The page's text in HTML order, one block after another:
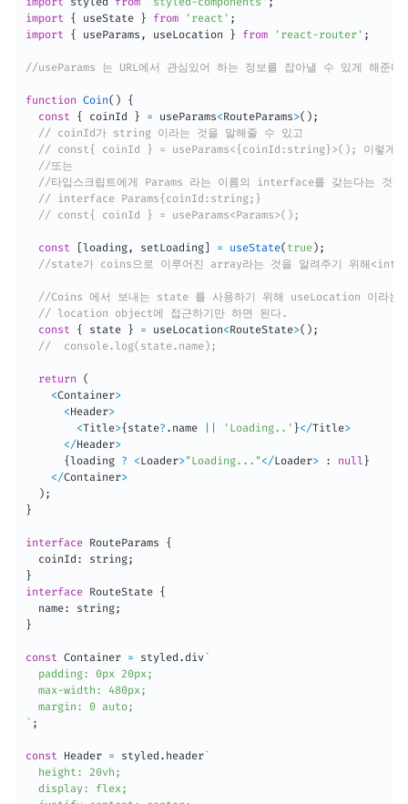
import
{ useState } from 'react' ;
import
{ useParams , useLocation } from 'react-router' ;
//useParams 는 URL에서 관심있어 하는 정보를 잡아낼 수 있게 해준다.
function Coin( )
{
const
{ coinId } = useParams<RouteParams>( ) ;
// coinId가 string 이라는 것을 말해줄 수 있고
// const{ coinId } = useParams<{coinId:string}>(); 이렇게
//또는
//타입스크립트에게 Params 라는 이름의 interface를 갖는다는 것
// interface Params{coinId:string;}
// const{ coinId } = useParams<Params>();
const loading, setLoading = useState( true ) ;
//state가 coins으로 이루어진 array라는 것을 알려주기 위해
//Coins 에서 보내는 state 를 사용하기 위해 useLocation 이라는
// location object에 접근하기만 하면 된다.
const
{ state } = useLocation<RouteState>( ) ;
//  console.log(state.name);
return
(
<Container>
<Header>
<Title>{ state? . name 'Loading..' }</Title>
</Header>
{loading ? <Loader>"Loading..."</Loader> : null }
</Container>
) ;
}
interface RouteParams
{
  coinId
: string;
}
interface RouteState {
  name
: string;
}
const Container = styled .div`
  padding: 0px 20px;
  max-width: 480px;
` ;
const Header = styled . header`
  height: 20vh;
  display: flex;